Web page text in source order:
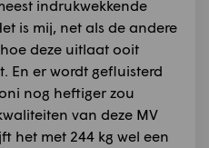
indrukwekkende
is mij, net als de andere
deze uitlaat ooit
En er wordt gefluisterd
nog heftiger zou
van deze MV
het met 244 kg wel een